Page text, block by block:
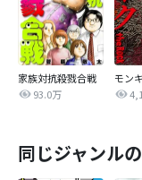
家族対抗殺戮合戦
93.0万
同じジャンル